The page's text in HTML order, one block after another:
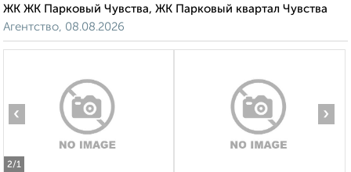
ЖК ЖК Парковый Чувства, ЖК Парковый квартал Чувства
Агентство, 08.08.2026
2/1
‹ ›